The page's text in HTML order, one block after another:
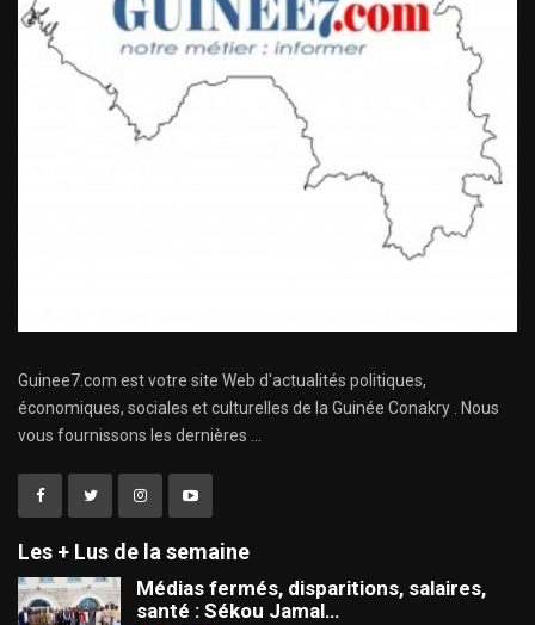
Guinee7.com est votre site Web d'actualités politiques,
économiques, sociales et culturelles de la Guinée Conakry . Nous
vous fournissons les dernières ...
Les + Lus de la semaine
Médias fermés, disparitions, salaires,
santé : Sékou Jamal…